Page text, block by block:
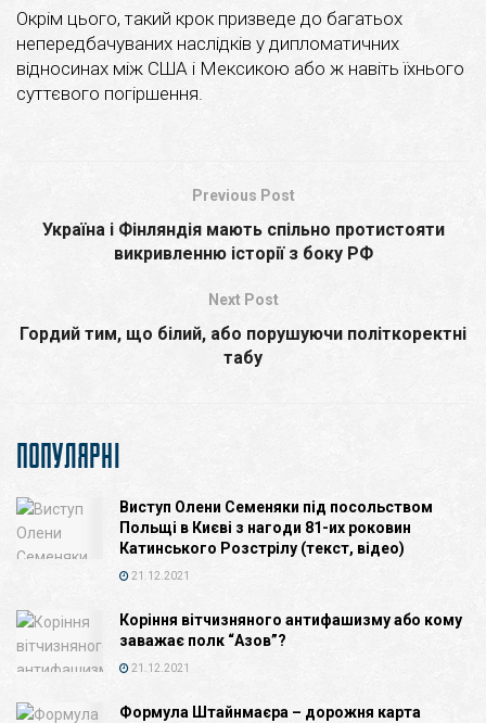
Окрім цього, такий крок призведе до багатьох
непередбачуваних наслідків у дипломатичних
відносинах між США і Мексикою або ж навіть їхнього
суттєвого погіршення.
Previous Post
Україна і Фінляндія мають спільно протистояти
викривленню історії з боку РФ
Next Post
Гордий тим, що білий, або порушуючи політкоректні
табу
ПОПУЛЯРНІ
Виступ Олени Семеняки під посольством
Польщі в Києві з нагоди 81-их роковин
Катинського Розстрілу (текст, відео)
21.12.2021
Коріння вітчизняного антифашизму або кому
заважає полк “Азов”?
21.12.2021
Формула Штайнмаєра – дорожня карта